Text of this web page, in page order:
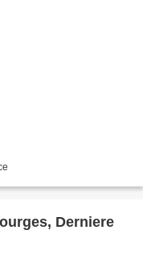
Derniere